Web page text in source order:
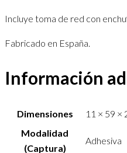
Incluye toma de red con
Fabricado en España.
Información
Dimensiones
11 × 59 ×
Modalidad
(Captura)
Adhesiva